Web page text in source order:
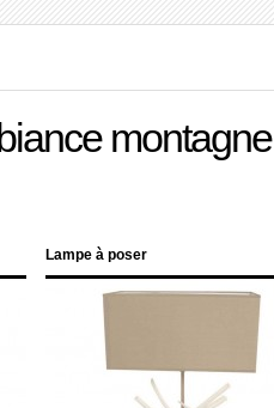
montagne
Lampe à poser